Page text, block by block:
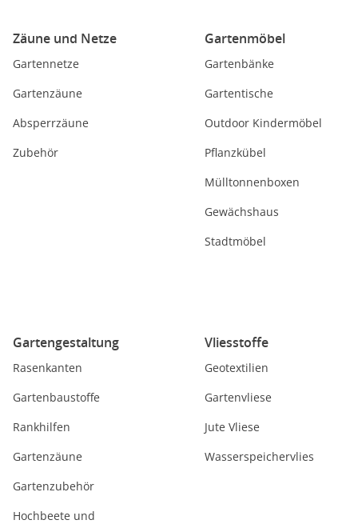
Zäune und Netze
Gartennetze
Gartenzäune
Absperrzäune
Zubehör
Gartenmöbel
Gartenbänke
Gartentische
Outdoor Kindermöbel
Pflanzkübel
Mülltonnenboxen
Gewächshaus
Stadtmöbel
Gartengestaltung
Rasenkanten
Gartenbaustoffe
Rankhilfen
Gartenzäune
Gartenzubehör
Hochbeete und
Vliesstoffe
Geotextilien
Gartenvliese
Jute Vliese
Wasserspeichervlies